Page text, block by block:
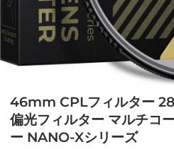
46mm CPLフィルター
偏光フィルター マルチコ
ー NANO-Xシリーズ